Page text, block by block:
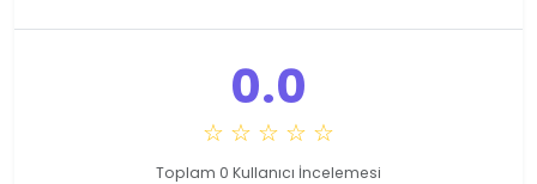
0.0
☆ ☆ ☆ ☆ ☆
Toplam 0 Kullanıcı İncelemesi